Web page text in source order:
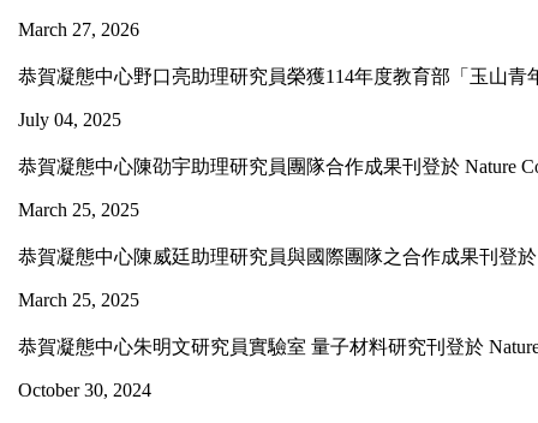
March 27, 2026
恭賀凝態中心野口亮助理研究員榮獲114年度教育部「玉山青
July 04, 2025
恭賀凝態中心陳劭宇助理研究員團隊合作成果刊登於 Nature
March 25, 2025
恭賀凝態中心陳威廷助理研究員與國際團隊之合作成果刊登於
March 25, 2025
恭賀凝態中心朱明文研究員實驗室 量子材料研究刊登於 Nature
October 30, 2024